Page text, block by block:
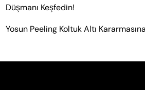
Düşmanı Keşfedin!
Yosun Peeling Koltuk Altı